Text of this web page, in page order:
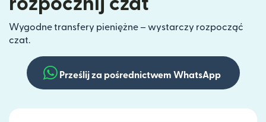
rozpocznij czat
Wygodne transfery pieniężne – wystarczy rozpocząć
czat.
Prześlij za pośrednictwem WhatsApp